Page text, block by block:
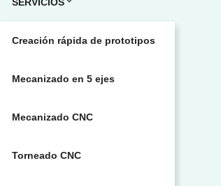
Creación rápida de prototipos
Mecanizado en 5 ejes
Mecanizado CNC
Torneado CNC